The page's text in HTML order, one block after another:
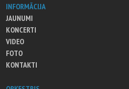
INFORMĀCIJA
JAUNUMI
KONCERTI
VIDEO
FOTO
KONTAKTI